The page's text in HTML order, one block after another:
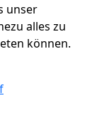
unser
alles zu
können.